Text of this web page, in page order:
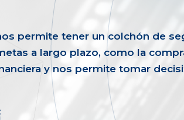
permite tener un colchón de
a largo plazo, como la
y nos permite tomar